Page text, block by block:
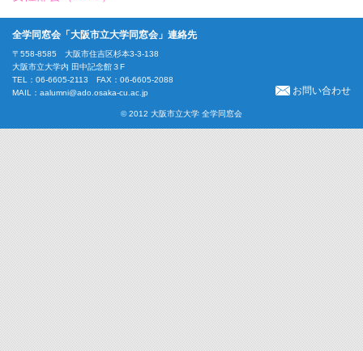
全学同窓会「大阪市立大学同窓会」連絡先
〒558-8585 大阪市住吉区杉本3-3-138
大阪市立大学内 田中記念館３F
TEL：06-6605-2113 FAX：06-6605-2088
MAIL： aalumni@ado.osaka-cu.ac.jp お問い合わせ
© 2012 大阪市立大学 全学同窓会